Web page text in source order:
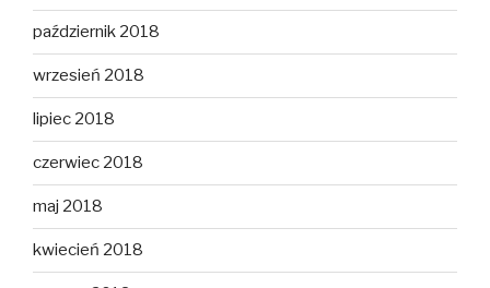
październik 2018
wrzesień 2018
lipiec 2018
czerwiec 2018
maj 2018
kwiecień 2018